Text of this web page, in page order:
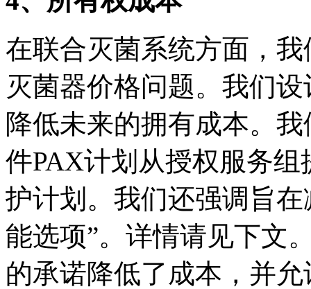
在联合灭菌系统方面，
灭菌器价格问题。我们
降低未来的拥有成本。
件PAX计划从授权服务
护计划。我们还强调旨
能选项”。详情请见下文
的承诺降低了成本，并